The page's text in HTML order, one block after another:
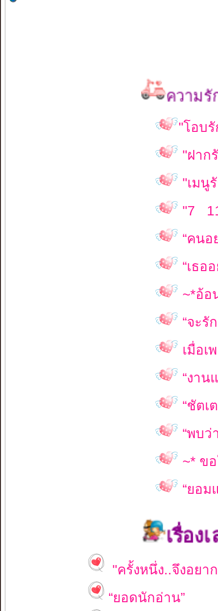
ความรักจะเ
"โอบ
"ฝาก
"เมนู
"7
“คนอ
“เธอ
~*อ้อ
“จะรั
เมื่อเ
“งาน
“ชัตเ
“พบว่
~* ข
“ยอม
เรื่องเล่าจ
"ครั้งหนึ่ง..จึงอย
“ยอดนักอ่าน”